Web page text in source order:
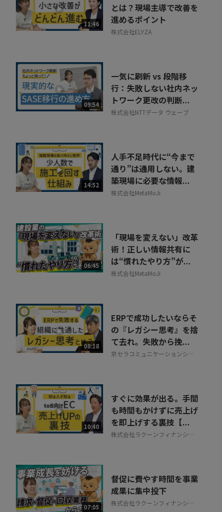
11:46
とは？現場主導で改善を
進めるポイント
株式会社ELYZA
09:54
一気に刷新 vs 段階移
行：失敗しない社内ネッ
トワーク更改の判断...
株式会社NTTデータ ウェーブ
14:52
人手不足時代に“今まで
通り”は通用しない。建
築現場に必要な情報...
株式会社MetaMoJi
06:45
「現場を変えない」改革
術！正しい情報共有に
は“慣れたやり方”が...
株式会社MetaMoJi
08:18
ERPで成功したいならそ
の『レガシー思考』を捨
て去れ。失敗から挽...
京セラコミュニケーションシス
10:40
すぐに効果が出る。手間
も時間もかけずに売上げ
を即上げする裏技【...
株式会社ラクーンフィナンシャ
07:05
督促に費やす時間を事業
成果に集中投下
株式会社ラクーンフィナンシャ